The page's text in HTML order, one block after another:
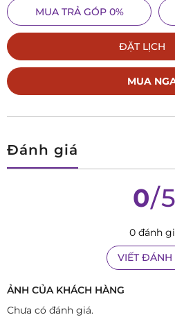
những chiếc đồng hồ không chỉ
xem giờ mà còn là một thứ trang
hành không thể thiếu đối với
hàng ngày.
MUA TRẢ GÓP 0%
ĐẶT LỊCH
MUA
Đánh giá
0/5
0 đánh
VIẾT ĐÁNH
ẢNH CỦA KHÁCH HÀNG
Chưa có đánh giá.